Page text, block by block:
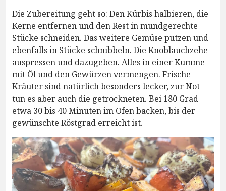
Die Zubereitung geht so: Den Kürbis halbieren, die
Kerne entfernen und den Rest in mundgerechte
Stücke schneiden. Das weitere Gemüse putzen und
ebenfalls in Stücke schnibbeln. Die Knoblauchzehe
auspressen und dazugeben. Alles in einer Kumme
mit Öl und den Gewürzen vermengen. Frische
Kräuter sind natürlich besonders lecker, zur Not
tun es aber auch die getrockneten. Bei 180 Grad
etwa 30 bis 40 Minuten im Ofen backen, bis der
gewünschte Röstgrad erreicht ist.